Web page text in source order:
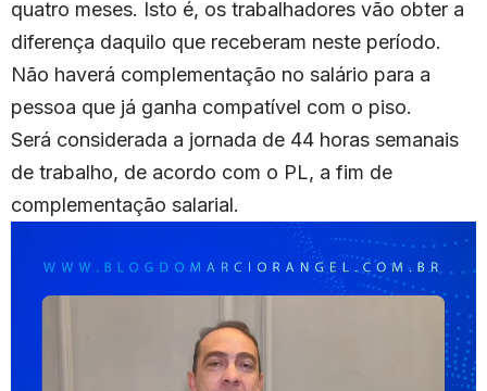
quatro meses. Isto é, os trabalhadores vão obter a
diferença daquilo que receberam neste período.
Não haverá complementação no salário para a
pessoa que já ganha compatível com o piso.
Será considerada a jornada de 44 horas semanais
de trabalho, de acordo com o PL, a fim de
complementação salarial.